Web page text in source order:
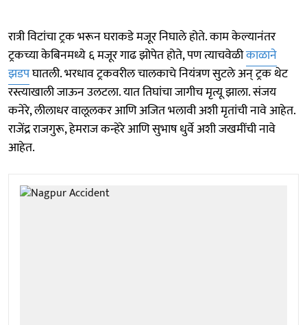
रात्री विटांचा ट्रक भरून घराकडे मजूर निघाले होते. काम केल्यानंतर
ट्रकच्या केबिनमध्ये ६ मजूर गाढ झोपेत होते, पण त्याचवेळीकाळाने
झडपघातली. भरधाव ट्रकवरील चालकाचे नियंत्रण सुटले अन् ट्रक थेट
रस्त्याखाली जाऊन उलटला. यात तिघांचा जागीच मृत्यू झाला. संजय
कनेरे, लीलाधर वालूलकर आणि अजित भलावी अशी मृतांची नावे आहेत.
राजेंद्र राजगुरू, हेमराज कन्हेरे आणि सुभाष धुर्वे अशी जखमींची नावे
आहेत.